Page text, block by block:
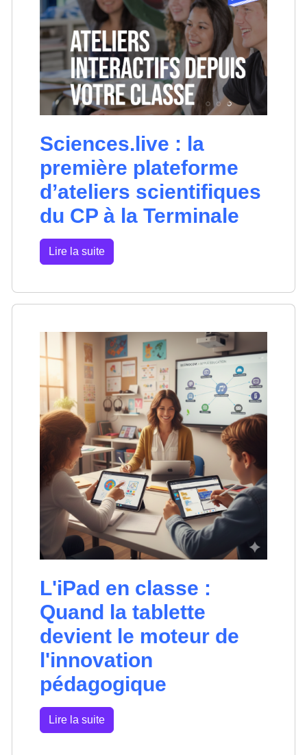
Sciences.live : la
première plateforme
d’ateliers scientifiques
du CP à la Terminale
Lire la suite
L'iPad en classe :
Quand la tablette
devient le moteur de
l'innovation
pédagogique
Lire la suite